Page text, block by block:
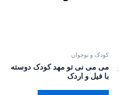
کودک و نوجوان
می می نی تو مهد کودک دوسته
با فیل و اردک